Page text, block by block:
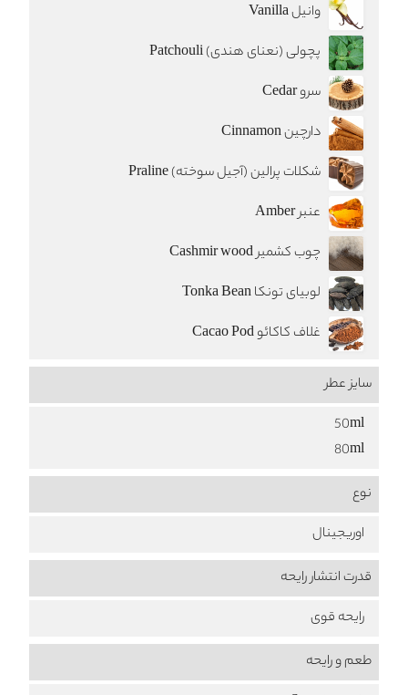
وانیل Vanilla
پچولی (نعنای هندی) Patchouli
سرو Cedar
دارچین Cinnamon
شکلات پرالین (آجیل سوخته) Praline
عنبر Amber
چوب کشمیر Cashmir wood
لوبیای تونکا Tonka Bean
غلاف کاکائو Cacao Pod
سایز عطر
50ml
80ml
نوع
اوریجینال
قدرت انتشار رایحه
رایحه قوی
طعم‌ و رایحه